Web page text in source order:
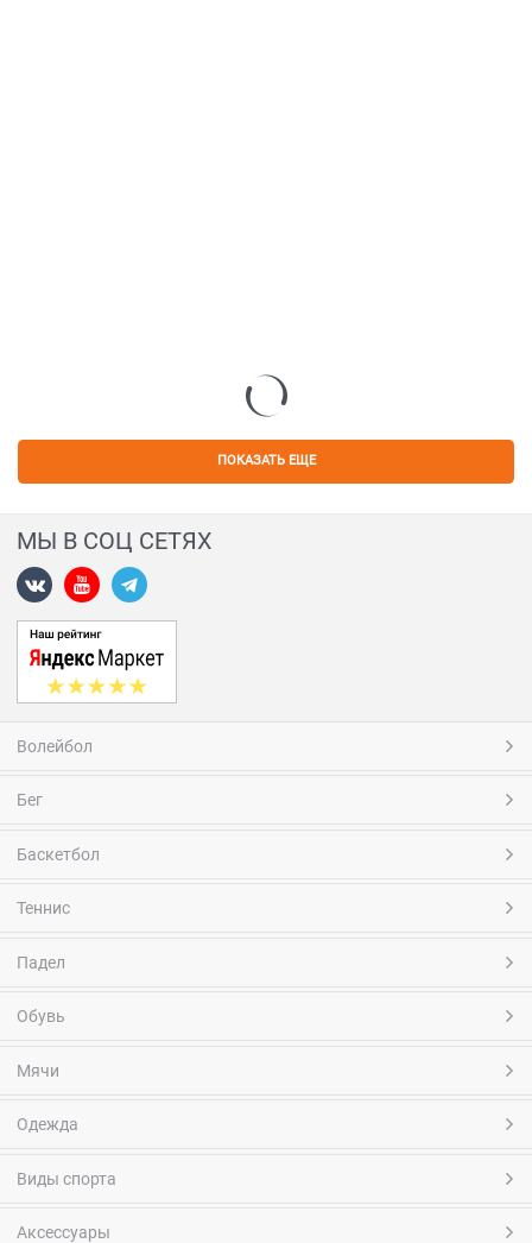
ПОКАЗАТЬ ЕЩЕ
МЫ В СОЦ СЕТЯХ
Волейбол
Бег
Баскетбол
Теннис
Падел
Обувь
Мячи
Одежда
Виды спорта
Аксессуары